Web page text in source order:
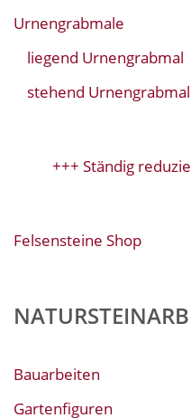
Urnengrabmale
liegend Urnengrabmal
stehend
+++ Ständig
Felsensteine Shop
Bauarbeiten
Gartenfiguren